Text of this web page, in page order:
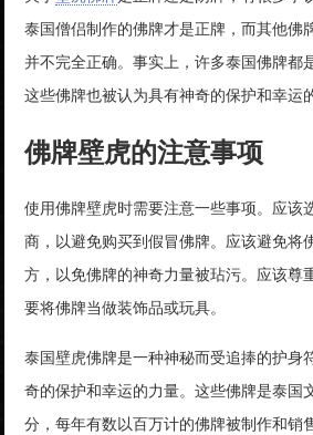
泰国僧侣制作的佛牌才是正牌，而其他佛
并不完全正确。事实上，许多泰国佛牌都
这些佛牌也被认为具有神奇的保护和幸运
佛牌壁虎的注意事项
使用佛牌壁虎时需要注意一些事项。应该
商，以避免购买到假冒佛牌。应该避免将
方，以免佛牌的神奇力量被玷污。应该尊
要将佛牌当做装饰品或玩具。
泰国壁虎佛牌是一种神秘而受追捧的护身
奇的保护和幸运的力量。这些佛牌是泰国
分，每年有数以百万计的佛牌被制作和销